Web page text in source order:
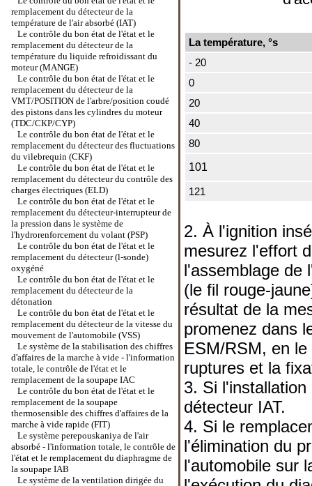
remplacement du détecteur de la
température de l'air absorbé (IAT)
Le contrôle du bon état de l'état et le
remplacement du détecteur de la
température du liquide refroidissant du
moteur (MANGE)
Le contrôle du bon état de l'état et le
remplacement du détecteur de la
VMT/POSITION de l'arbre/position coudé
des pistons dans les cylindres du moteur
(TDC/СКР/CYP)
Le contrôle du bon état de l'état et le
remplacement du détecteur des fluctuations
du vilebrequin (CKF)
Le contrôle du bon état de l'état et le
remplacement du détecteur du contrôle des
charges électriques (ELD)
Le contrôle du bon état de l'état et le
remplacement du détecteur-interrupteur de
la pression dans le système de
l'hydrorenforcement du volant (PSP)
Le contrôle du bon état de l'état et le
remplacement du détecteur (l-sonde)
oxygéné
Le contrôle du bon état de l'état et le
remplacement du détecteur de la
détonation
Le contrôle du bon état de l'état et le
remplacement du détecteur de la vitesse du
mouvement de l'automobile (VSS)
Le système de la stabilisation des chiffres
d'affaires de la marche à vide - l'information
totale, le contrôle de l'état et le
remplacement de la soupape IAC
Le contrôle du bon état de l'état et le
remplacement de la soupape
thermosensible des chiffres d'affaires de la
marche à vide rapide (FIT)
Le système perepouskaniya de l'air
absorbé - l'information totale, le contrôle de
l'état et le remplacement du diaphragme de
la soupape IAB
Le système de la ventilation dirigée du
La température, °s
- 20
0
20
40
80
101
121
2. À l'ignition
mesurez l'effort
l'assemblage de
(le fil rouge-
résultat de la
promenez dans
ESM/RSM, en
ruptures et la
3. Si
détecteur IAT.
4. Si le
l'élimination du
l'automobile sur